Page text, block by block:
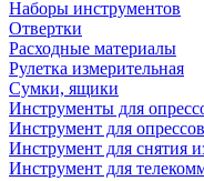
Наборы инструментов
Отвертки
Расходные материалы
Рулетка измерительная
Сумки, ящики
Инструменты для
Инструмент для
Инструмент для снятия
Инструмент для